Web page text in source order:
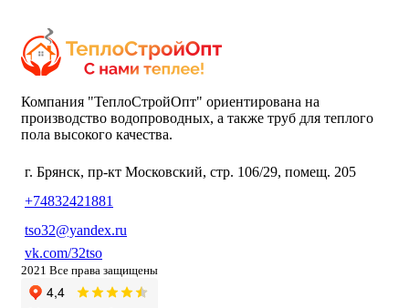
Компания "ТеплоСтройОпт" ориентирована на
производство водопроводных, а также труб для теплого
пола высокого качества.
г. Брянск, пр-кт Московский, стр. 106/29, помещ. 205
+74832421881
tso32@yandex.ru
vk.com/32tso
2021 Все права защищены